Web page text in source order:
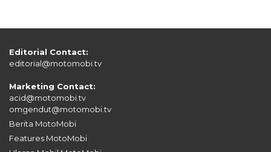
Editorial Contact:
editorial@motomobi.tv
Marketing Contact:
acid@motomobi.tv
omgendut@motomobi.tv
Berita MotoMobi
Features MotoMobi